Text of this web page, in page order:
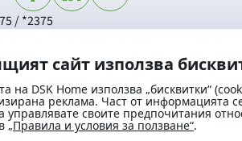
сайт използва
на DSK Home използва „бисквитки“
реклама. Част от информацията
управлявате своите предпочитания
„Правила и условия за ползване“.
/ *2375
на Банка ДСК: STSABGSF